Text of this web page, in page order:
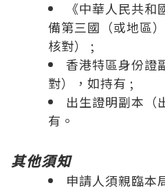
《中華人民共
備第三國（或地區
核對） ;
香港特區身份證
對），如持有 ;
出生證明副本（
有。
其他須知
申請人須親臨本